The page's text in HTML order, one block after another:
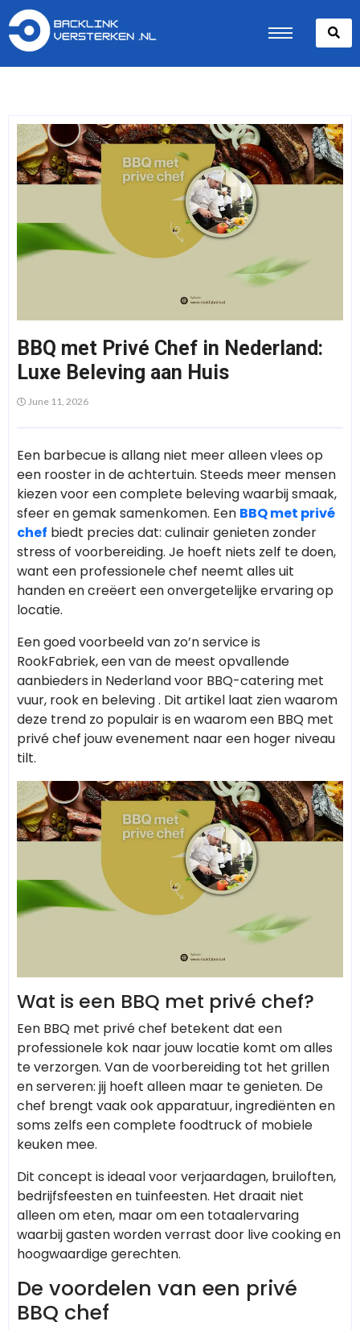
BBQ met Privé Chef in Nederland:
Luxe Beleving aan Huis
June 11, 2026
Een barbecue is allang niet meer alleen vlees op
een rooster in de achtertuin. Steeds meer mensen
kiezen voor een complete beleving waarbij smaak,
sfeer en gemak samenkomen. Een BBQ met privé
chef biedt precies dat: culinair genieten zonder
stress of voorbereiding. Je hoeft niets zelf te doen,
want een professionele chef neemt alles uit
handen en creëert een onvergetelijke ervaring op
locatie.
Een goed voorbeeld van zo’n service is
RookFabriek, een van de meest opvallende
aanbieders in Nederland voor BBQ-catering met
vuur, rook en beleving . Dit artikel laat zien waarom
deze trend zo populair is en waarom een BBQ met
privé chef jouw evenement naar een hoger niveau
tilt.
Wat is een BBQ met privé chef?
Een BBQ met privé chef betekent dat een
professionele kok naar jouw locatie komt om alles
te verzorgen. Van de voorbereiding tot het grillen
en serveren: jij hoeft alleen maar te genieten. De
chef brengt vaak ook apparatuur, ingrediënten en
soms zelfs een complete foodtruck of mobiele
keuken mee.
Dit concept is ideaal voor verjaardagen, bruiloften,
bedrijfsfeesten en tuinfeesten. Het draait niet
alleen om eten, maar om een totaalervaring
waarbij gasten worden verrast door live cooking en
hoogwaardige gerechten.
De voordelen van een privé
BBQ chef